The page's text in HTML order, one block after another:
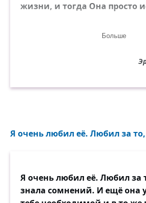
жизни, и тогда Она просто
И тогда я снова попросил Её
Больше
Я очень любил её. Любил за
Я очень любил её. Любил за
знала сомнений. И ещё она